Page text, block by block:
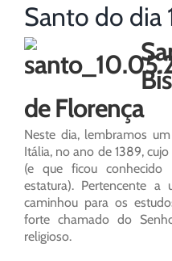
Santo do dia
de Florença
Neste dia, lembramos
Itália, no ano de 1389,
(e que ficou
estatura). Pertencente
caminhou para os
forte chamado do
religioso.